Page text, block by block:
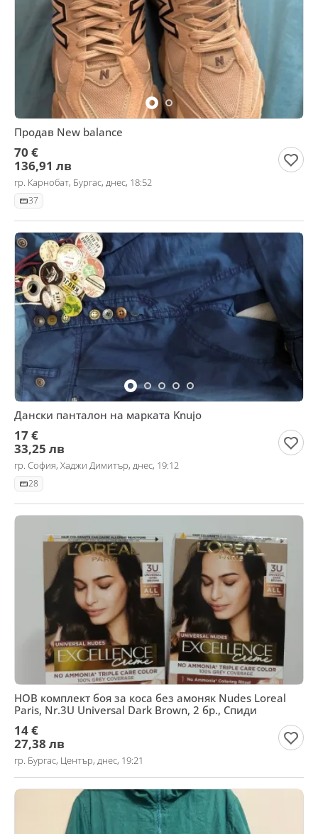
Продав New balance
70 €
136,91 лв
гр. Карнобат, Бургас, днес, 18:52
37
Дански панталон на марката Knujo
17 €
33,25 лв
гр. София, Хаджи Димитър, днес, 19:12
28
НОВ комплект боя за коса без амоняк Nudes Loreal
Paris, Nr.3U Universal Dark Brown, 2 бр., Спиди
14 €
27,38 лв
гр. Бургас, Център, днес, 19:21